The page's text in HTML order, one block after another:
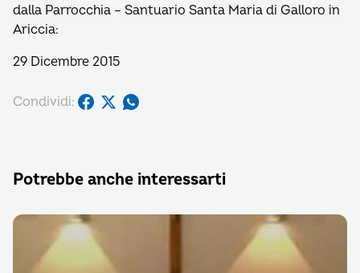
dalla Parrocchia – Santuario Santa Maria di Galloro in
Ariccia:
29 Dicembre 2015
Condividi:
Potrebbe anche interessarti